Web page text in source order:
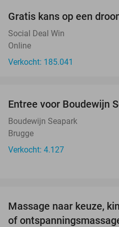
Gratis kans op een
Social Deal Win
Online
Verkocht: 185.041
Entree voor Boudewijn
Boudewijn Seapark
Brugge
Verkocht: 4.127
Massage naar keuze,
of